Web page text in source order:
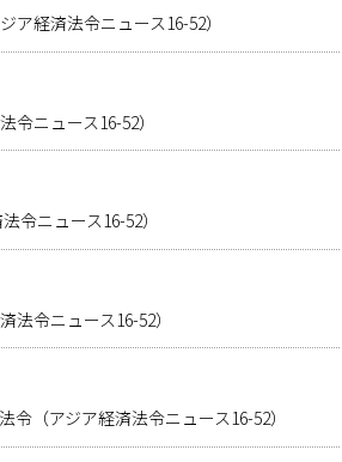
経済法令ニュース16-52）
ニュース16-52）
令ニュース16-52）
令ニュース16-52）
（アジア経済法令ニュース16-52）